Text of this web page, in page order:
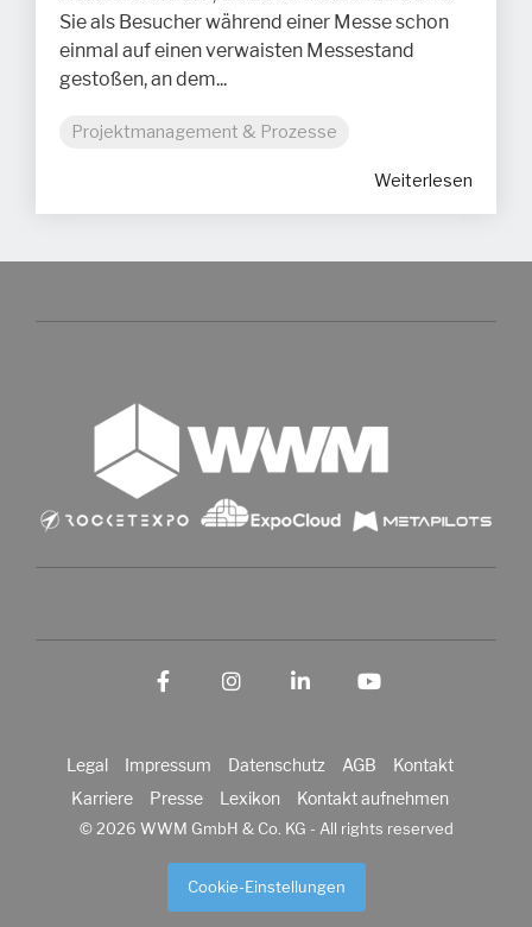
Sie als Besucher während einer Messe schon
einmal auf einen verwaisten Messestand
gestoßen, an dem...
Projektmanagement & Prozesse
Weiterlesen
Legal Impressum Datenschutz AGB
Kontakt
Karriere
Presse Lexikon Kontakt aufnehmen
© 2026 WWM GmbH & Co. KG - All rights reserved
Cookie-Einstellungen
FacebookInstagram
LinkedIn